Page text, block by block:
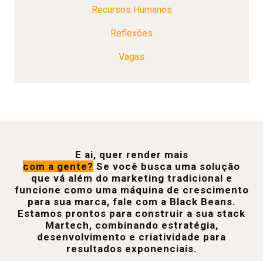
Recursos Humanos
Reflexões
Vagas
E ai, quer render mais
com a gente? Se você busca uma solução
que vá além do marketing tradicional e
funcione como uma máquina de crescimento
para sua marca, fale com a Black Beans.
Estamos prontos para construir a sua stack
Martech, combinando estratégia,
desenvolvimento e criatividade para
resultados exponenciais.